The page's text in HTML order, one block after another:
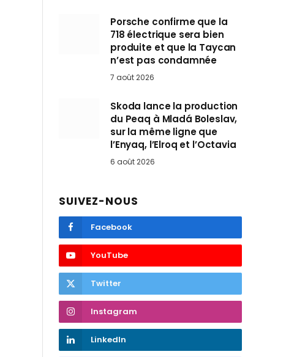
Porsche confirme que la
718 électrique sera bien
produite et que la Taycan
n’est pas condamnée
7 août 2026
Skoda lance la production
du Peaq à Mladá Boleslav,
sur la même ligne que
l’Enyaq, l’Elroq et l’Octavia
6 août 2026
SUIVEZ-NOUS
Facebook
YouTube
Twitter
Instagram
LinkedIn